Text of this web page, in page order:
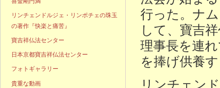
行った。ナ
して、寶吉
理事長を連
を捧げ供養
リンチェン
リンチェンドルジェ・リンポチェの珠玉
の著作『快楽と痛苦』
寶吉祥仏法センター
日本京都寶吉祥仏法センター
フォトギャラリー
貴重な動画